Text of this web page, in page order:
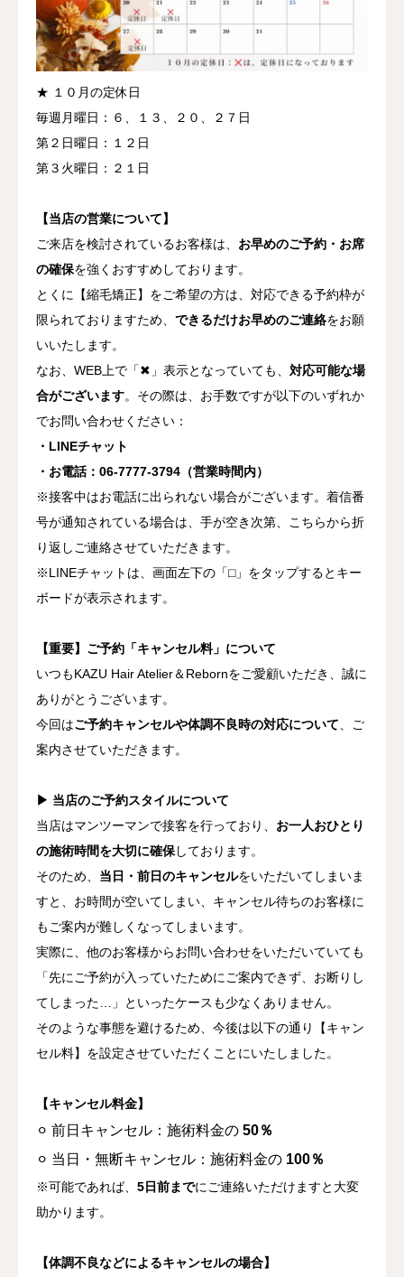
★ １０月の定休日
毎週月曜日：６、１３、２０、２７日
第２日曜日：１２日
第３火曜日：２１日
【当店の営業について】
ご来店を検討されているお客様は、 お早めのご予約・お席
の確保を強くおすすめしております。
とくに【縮毛矯正】をご希望の方は、対応できる予約枠が
限られておりますため、 できるだけお早めのご連絡をお願
いいたします。
なお、WEB上で「✖︎ 」表示となっていても、 対応可能な場
合がございます。その際は、お手数ですが以下のいずれか
でお問い合わせください：
・LINEチャット
・お電話：06-7777-3794（営業時間内）
※接客中はお電話に出られない場合がございます。着信番
号が通知されている場合は、手が空き次第、こちらから折
り返しご連絡させていただきます。
※LINEチャットは、画面左下の「⬜︎」をタップするとキー
ボードが表示されます。
【重要】ご予約「キャンセル料」について
いつもKAZU Hair Atelier＆Rebornをご愛顧いただき、誠に
ありがとうございます。
今回はご予約キャンセルや体調不良時の対応について 、ご
案内させていただきます。
▶ 当店のご予約スタイルについて
当店はマンツーマンで接客を行っており、 お一人おひとり
の施術時間を大切に確保しております。
そのため、 当日・前日のキャンセルをいただいてしまいま
すと、お時間が空いてしまい、キャンセル待ちのお客様に
もご案内が難しくなってしまいます。
実際に、他のお客様からお問い合わせをいただいていても
「先にご予約が入っていたためにご案内できず、お断りし
てしまった…」といったケースも少なくありません。
そのような事態を避けるため、今後は以下の通り【キャン
セル料】を設定させていただくことにいたしました。
【キャンセル料金】
⚪︎ 前日キャンセル：施術料金の 50％
⚪︎ 当日・無断キャンセル：施術料金の 100％
※可能であれば、 5日前までにご連絡いただけますと大変
助かります。
【体調不良などによるキャンセルの場合】